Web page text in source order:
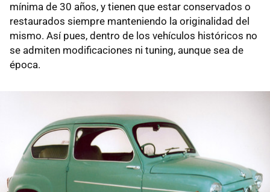
mínima de 30 años, y tienen que estar conservados o
restaurados siempre manteniendo la originalidad del
mismo. Así pues, dentro de los vehículos históricos no
se admiten modificaciones ni tuning, aunque sea de
época.